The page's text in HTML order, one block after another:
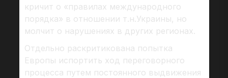
кричит о «правилах международного
порядка» в отношении т.н.Украины, но
молчит о нарушениях в других регионах.
Отдельно раскритикована попытка
Европы испортить ход переговорного
процесса путем постоянного выдвижения